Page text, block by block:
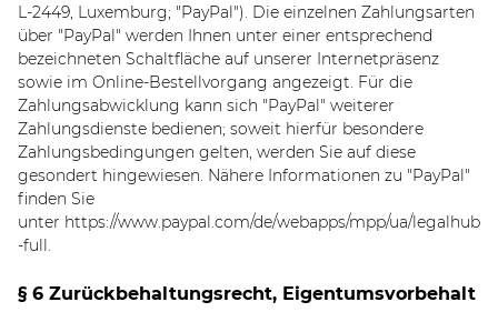
L-2449, Luxemburg; "PayPal"). Die einzelnen Zahlungsarten
über "PayPal" werden Ihnen unter einer entsprechend
bezeichneten Schaltfläche auf unserer Internetpräsenz
sowie im Online-Bestellvorgang angezeigt. Für die
Zahlungsabwicklung kann sich "PayPal" weiterer
Zahlungsdienste bedienen; soweit hierfür besondere
Zahlungsbedingungen gelten, werden Sie auf diese
gesondert hingewiesen. Nähere Informationen zu "PayPal"
finden Sie
unter https://www.paypal.com/de/webapps/mpp/ua/legalhub
-full
§ 6 Zurückbehaltungsrecht, Eigentumsvorbehalt